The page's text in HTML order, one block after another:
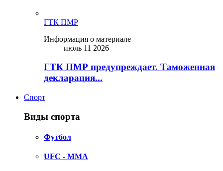
ГТК ПМР
Информация о материале
июль 11 2026
ГТК ПМР предупреждает. Таможенная
декларация...
Спорт
Виды спорта
Футбол
UFC - MMA